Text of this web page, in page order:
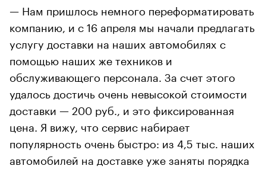
— Нам пришлось немного переформатировать
компанию, и с 16 апреля мы начали предлагать
услугу доставки на наших автомобилях с
помощью наших же техников и
обслуживающего персонала. За счет этого
удалось достичь очень невысокой стоимости
доставки — 200 руб., и это фиксированная
цена. Я вижу, что сервис набирает
популярность очень быстро: из 4,5 тыс. наших
автомобилей на доставке уже заняты порядка